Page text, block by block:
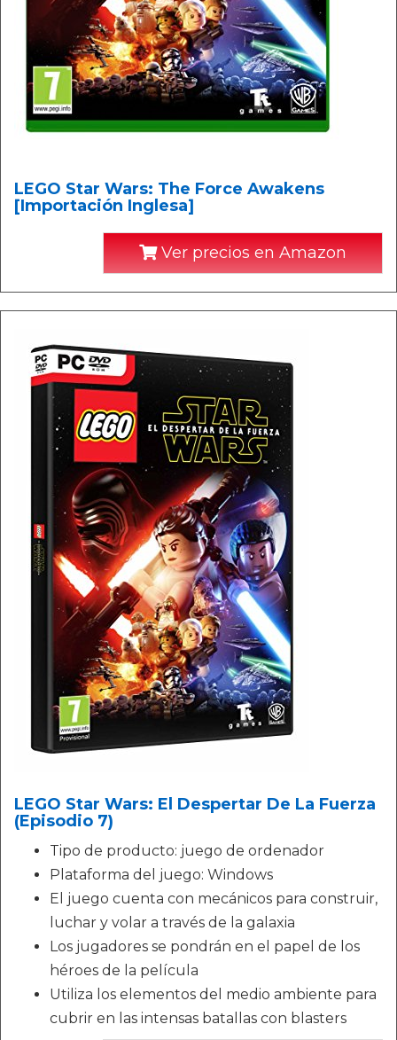
LEGO Star Wars: The Force Awakens
[Importación Inglesa]
Ver precios en Amazon
LEGO Star Wars: El Despertar De La Fuerza
(Episodio 7)
Tipo de producto: juego de ordenador
Plataforma del juego: Windows
El juego cuenta con mecánicos para construir,
luchar y volar a través de la galaxia
Los jugadores se pondrán en el papel de los
héroes de la película
Utiliza los elementos del medio ambiente para
cubrir en las intensas batallas con blasters